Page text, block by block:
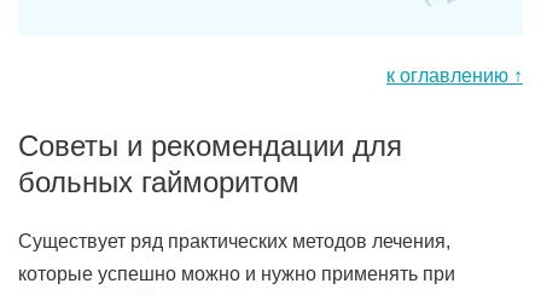
к оглавлению ↑
Советы и рекомендации для
больных гайморитом
Существует ряд практических методов лечения,
которые успешно можно и нужно применять при